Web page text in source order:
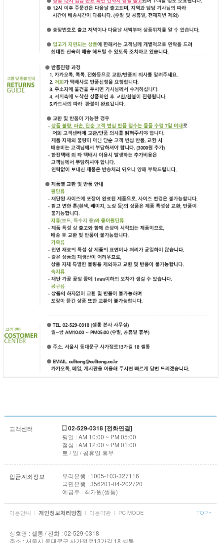
고객센터 02-529-0318 [전화연결]
평일 : AM 10:00 ~ PM 05:00
점심 : AM 12:00 ~ PM 01:00
토 / 일 / 공휴일 휴무
입금계좌정보
우리은행 : 1005-103-327116
국민은행 : 356201-04-202720
예금주 : 최가원(셀통)
이용안내 I 개인정보처리방침 I 이용약관I PC MODE TOP
상호명 : 셀통 / 전화 : 02-529-0318
주소 : 서울시 동대문구 사가정로13가길 18 셀통